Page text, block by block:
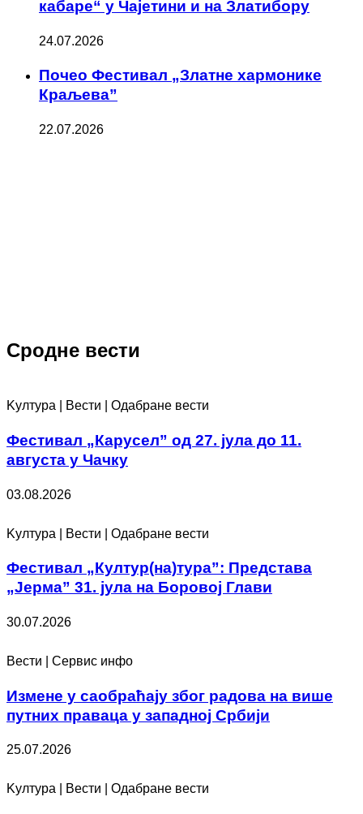
кабаре“ у Чајетини и на Златибору
24.07.2026
Почео Фестивал „Златне хармонике
Краљева”
22.07.2026
Сродне вести
Kултура | Вести | Одабране вести
Фестивал „Карусел” од 27. јула до 11.
августа у Чачку
03.08.2026
Kултура | Вести | Одабране вести
Фестивал „Култур(на)тура”: Представа
„Јерма” 31. јула на Боровој Глави
30.07.2026
Вести | Сервис инфо
Измене у саобраћају због радова на више
путних праваца у западној Србији
25.07.2026
Kултура | Вести | Одабране вести